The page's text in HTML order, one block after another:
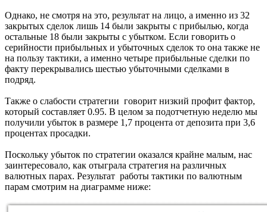
Однако, не смотря на это, результат на лицо, а именно из 32
закрытых сделок лишь 14 были закрыты с прибылью, когда
остальные 18 были закрыты с убытком. Если говорить о
серийности прибыльных и убыточных сделок то она также не
на пользу тактики, а именно четыре прибыльные сделки по
факту перекрывались шестью убыточными сделками в
подряд.
Также о слабости стратегии говорит низкий профит фактор,
который составляет 0.95. В целом за подотчетную неделю мы
получили убыток в размере 1,7 процента от депозита при 3,6
процентах просадки.
Поскольку убыток по стратегии оказался крайне малым, нас
заинтересовало, как отыграла стратегия на различных
валютных парах. Результат работы тактики по валютным
парам смотрим на диаграмме ниже: